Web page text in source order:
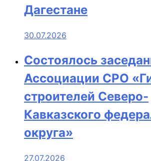
Дагестане
30.07.2026
Состоялось
Ассоциации СРО
строителей Северо-
Кавказского
округа»
27.07.2026